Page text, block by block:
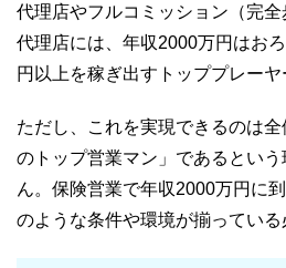
代理店やフルコミッション（完
代理店には、年収2000万円はお
円以上を稼ぎ出すトッププレーヤ
ただし、これを実現できるのは
のトップ営業マン」であるとい
ん。保険営業で年収2000万円に
のような条件や環境が揃っている